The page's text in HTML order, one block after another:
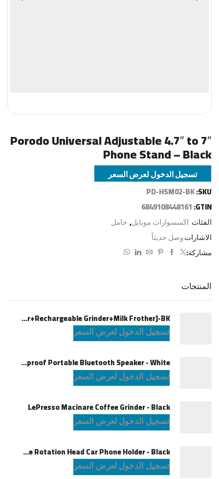
Porodo Universal Adjustable 4.7″ to 7″
Phone Stand – Black
تسجيل الدخول لعرض السعر
SKU:
PD-HSM02-BK
GTIN:
6849108448161
الفئات اكسسوارات موبايل, حامل
الاشاراتوصل حديثاً
مشاركة:
المنتجات
LePresso Brewology Coffee Kit [Espresso Maker+Rechargeable Grinder+Milk Frother]-BK
تسجيل الدخول لعرض السعر
JBL Charge6 Splashproof Portable Bluetooth Speaker - White
تسجيل الدخول لعرض السعر
LePresso Macinare Coffee Grinder - Black
تسجيل الدخول لعرض السعر
Powerology Logan Magsafe 360 Degree Rotation Head Car Phone Holder - Black
تسجيل الدخول لعرض السعر